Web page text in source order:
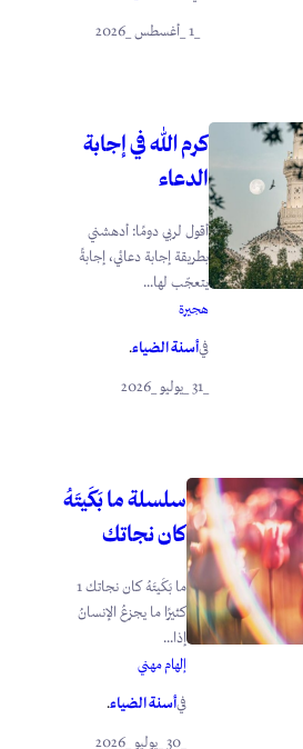
_1 _أغسطس _2026
كرم الله في إجابة
الدعاء
أقول لربي دومًا: أدهشني
بطريقة إجابة دعائي، إجابةً
يتعجّب لها...
هجيرة
فيأسنة الضياء.
سلسلة ما بَكَيتَهُ
كان نجاتك
ما بَكَيتَهُ كان نجاتك 1
كثيرًا ما يجزعُ الإنسانُ
إذا...
إلهام مهني
فيأسنة الضياء.